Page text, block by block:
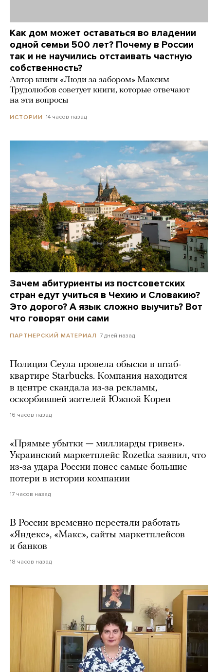
Как дом может оставаться во владении
одной семьи 500 лет? Почему в России
так и не научились отстаивать частную
собственность?
Автор книги «Люди за забором» Максим
Трудолюбов советует книги, которые отвечают
на эти вопросы
ИСТОРИИ 14 часов назад
Зачем абитуриенты из постсоветских
стран едут учиться в Чехию и Словакию?
Это дорого? А язык сложно выучить? Вот
что говорят они сами
ПАРТНЕРСКИЙ МАТЕРИАЛ 7 дней назад
Полиция Сеула провела обыски в штаб-
квартире Starbucks. Компания находится
в центре скандала из-за рекламы,
оскорбившей жителей Южной Кореи
16 часов назад
«Прямые убытки — миллиарды гривен».
Украинский маркетплейс Rozetka заявил, что
из-за удара России понес самые большие
потери в истории компании
17 часов назад
В России временно перестали работать
«Яндекс», «Макс», сайты маркетплейсов
и банков
18 часов назад